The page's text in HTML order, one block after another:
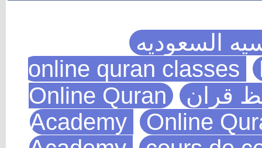
السعوديه
قران Online Quran
Academy Online